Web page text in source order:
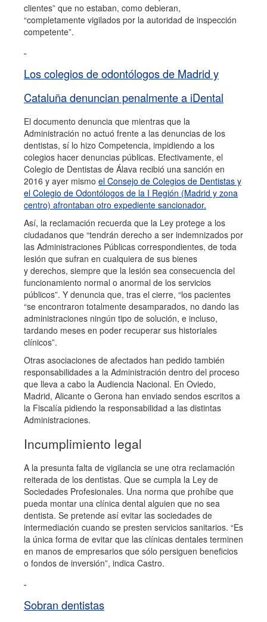
clientes” que no estaban, como debieran,
“completamente vigilados por la autoridad de inspección
competente”.
Los colegios de odontólogos de Madrid y
Cataluña denuncian penalmente a iDental
El documento denuncia que mientras que la
Administración no actuó frente a las denuncias de los
dentistas, sí lo hizo Competencia, impidiendo a los
colegios hacer denuncias públicas. Efectivamente, el
Colegio de Dentistas de Álava recibió una sanción en
2016 y ayer mismo el Consejo de Colegios de Dentistas y
el Colegio de Odontólogos de la I Región (Madrid y zona
centro) afrontaban otro expediente sancionador.
Así, la reclamación recuerda que la Ley protege a los
ciudadanos que “tendrán derecho a ser indemnizados por
las Administraciones Públicas correspondientes, de toda
lesión que sufran en cualquiera de sus bienes
y derechos, siempre que la lesión sea consecuencia del
funcionamiento normal o anormal de los servicios
públicos”. Y denuncia que, tras el cierre, “los pacientes
“se encontraron totalmente desamparados, no dando las
administraciones ningún tipo de solución, e incluso,
tardando meses en poder recuperar sus historiales
clínicos”.
Otras asociaciones de afectados han pedido también
responsabilidades a la Administración dentro del proceso
que lleva a cabo la Audiencia Nacional. En Oviedo,
Madrid, Alicante o Gerona han enviado sendos escritos a
la Fiscalía pidiendo la responsabilidad a las distintas
Administraciones.
Incumplimiento legal
A la presunta falta de vigilancia se une otra reclamación
reiterada de los dentistas. Que se cumpla la Ley de
Sociedades Profesionales. Una norma que prohíbe que
pueda montar una clínica dental alguien que no sea
dentista. Se pretende así evitar las sociedades de
intermediación cuando se presten servicios sanitarios. “Es
la única forma de evitar que las clínicas dentales terminen
en manos de empresarios que sólo persiguen beneficios
o fondos de inversión”, indica Castro.
Sobran dentistas